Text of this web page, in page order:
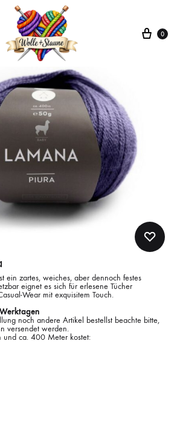
0
ein zartes, weiches, aber dennoch festes
eignet es sich für erlesene Tücher
Wear mit exquisitem Touch.
noch andere Artikel bestellst beachte bitte,
versendet werden.
ca. 400 Meter kostet: